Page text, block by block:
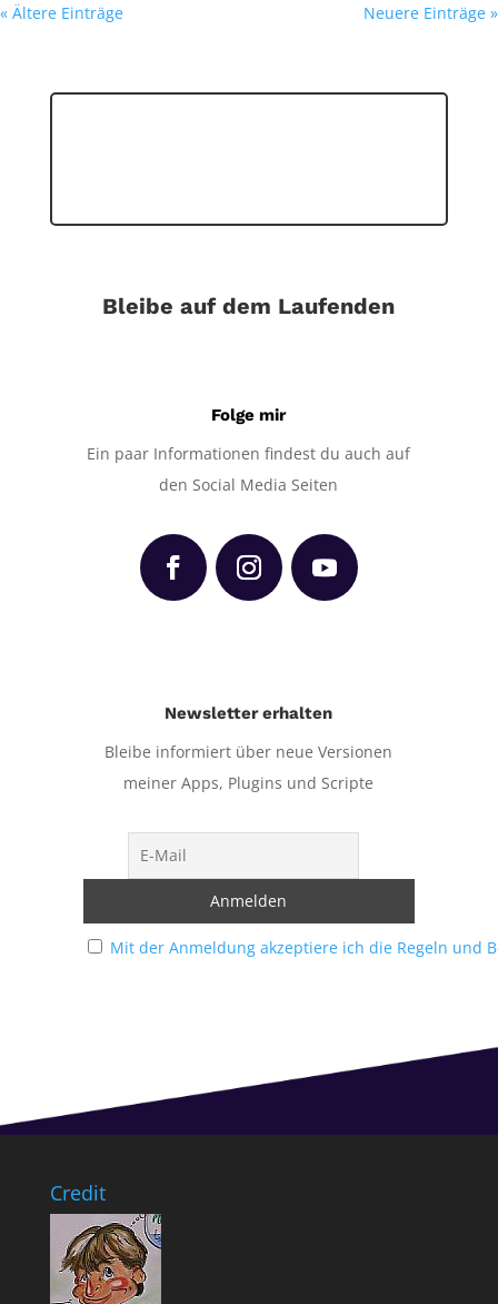
« Ältere Einträge Neuere Einträge »
Bleibe auf dem Laufenden
Folge mir
Ein paar Informationen findest du auch auf
den Social Media Seiten
Newsletter erhalten
Bleibe informiert über neue Versionen
meiner Apps, Plugins und Scripte
Mit der Anmeldung akzeptiere ich die Regeln und
Credit